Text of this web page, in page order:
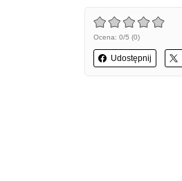
Ocena: 0/5 (0)
Udostępnij